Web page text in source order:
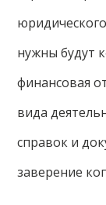
нужны будут
финансовая
вида
справок и
заверение